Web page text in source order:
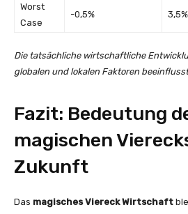
Worst
Case
-0,5% 3,5%
Die tatsächliche wirtschaftliche
globalen und lokalen Faktoren
Fazit: Bedeutung
magischen
Zukunft
Das magisches Viereck Wirtschaft